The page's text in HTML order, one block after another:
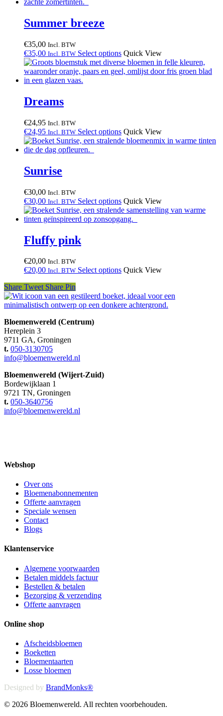
Summer breeze
€35,00 Incl. BTW
€35,00 Incl. BTW Select options Quick View
Dreams
€24,95 Incl. BTW
€24,95 Incl. BTW Select options Quick View
Sunrise
€30,00 Incl. BTW
€30,00 Incl. BTW Select options Quick View
Fluffy pink
€20,00 Incl. BTW
€20,00 Incl. BTW Select options Quick View
Share Tweet Share Pin
Bloemenwereld (Centrum)
Hereplein 3
9711 GA, Groningen
t. 050-3130705
info@bloemenwereld.nl
Bloemenwereld (Wijert-Zuid)
Bordewijklaan 1
9721 TN, Groningen
t. 050-3640756
info@bloemenwereld.nl
Webshop
Over ons
Bloemenabonnementen
Offerte aanvragen
Speciale wensen
Contact
Blogs
Klantenservice
Algemene voorwaarden
Betalen middels factuur
Bestellen & betalen
Bezorging & verzending
Offerte aanvragen
Online shop
Afscheidsbloemen
Boeketten
Bloementaarten
Losse bloemen
Designed by BrandMonks®
© 2026 Bloemenwereld. All rechten voorbehouden.